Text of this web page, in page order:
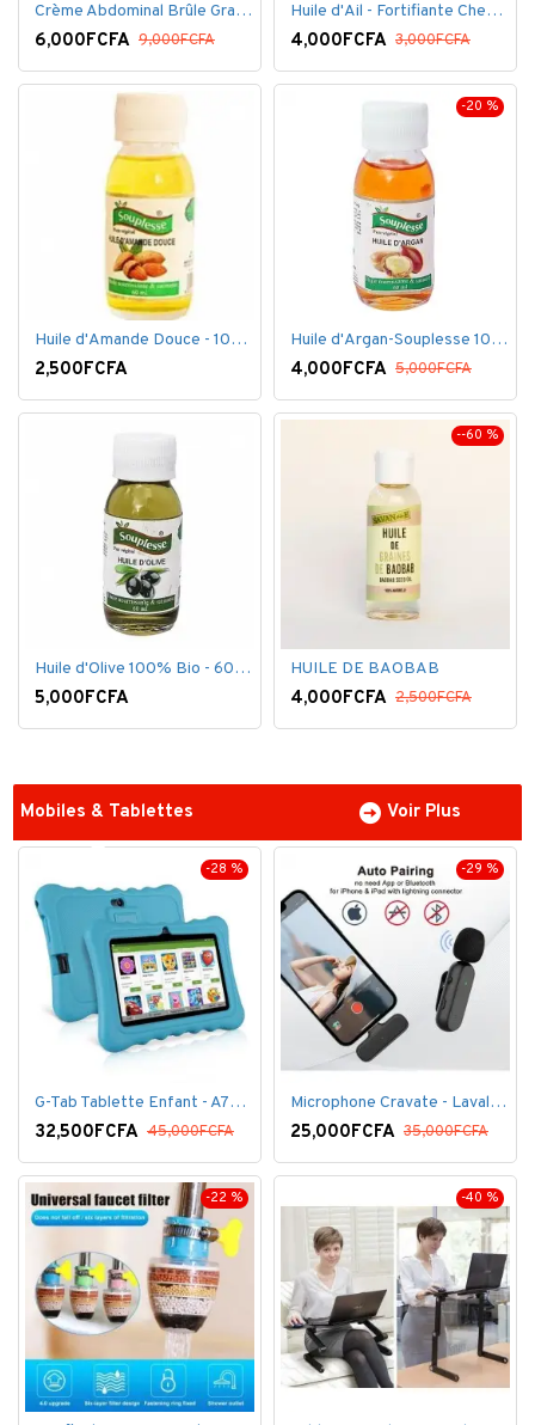
Crème Abdominal Brûle Graisse - Effet Rapide - 170grs
6,000FCFA 9,000FCFA
Huile d'Ail - Fortifiante Cheveux
4,000FCFA 3,000FCFA
Huile d'Amande Douce - 100% Bio - 60 ml
2,500FCFA
-20 %
Huile d'Argan-Souplesse 100% Bio - 60 ml
4,000FCFA 5,000FCFA
Huile d'Olive 100% Bio - 60 ml
5,000FCFA
--60 %
HUILE DE BAOBAB
4,000FCFA 2,500FCFA
Mobiles & Tablettes Voir Plus
-28 %
G-Tab Tablette Enfant - A707 - Ecran 7" - RAM 1 Go - ROM 8 Go - 0.3 Mégapixels + pochette offerte
32,500FCFA 45,000FCFA
-29 %
Microphone Cravate - Lavalier pour smartphone, enregistrement vidéo YouTube Live Stream K60 For Type
25,000FCFA 35,000FCFA
-22 % -40 %